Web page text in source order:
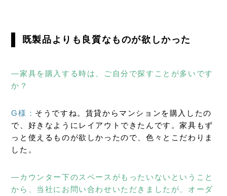
既製品よりも良質なものが欲しかった
―家具を購入する時は、ご自分で探すことが多いです
か？
G様： そうですね。賃貸からマンションを購入したの
で、好きなようにレイアウトできたんです。家具もず
っと使えるものが欲しかったので、色々とこだわりま
した。
―カウンター下のスペースがもったいないということ
から、当社にお問い合わせいただきましたが、オーダ